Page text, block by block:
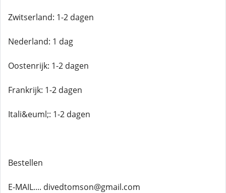
Zwitserland: 1-2 dagen
Nederland: 1 dag
Oostenrijk: 1-2 dagen
Frankrijk: 1-2 dagen
Itali&euml;: 1-2 dagen
Bestellen
E-MAIL.... divedtomson@gmail.com